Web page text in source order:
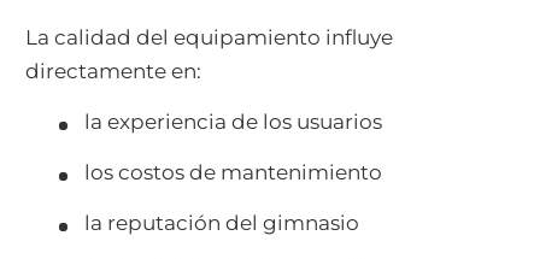
La calidad del equipamiento influye
directamente en:
la experiencia de los usuarios
los costos de mantenimiento
la reputación del gimnasio